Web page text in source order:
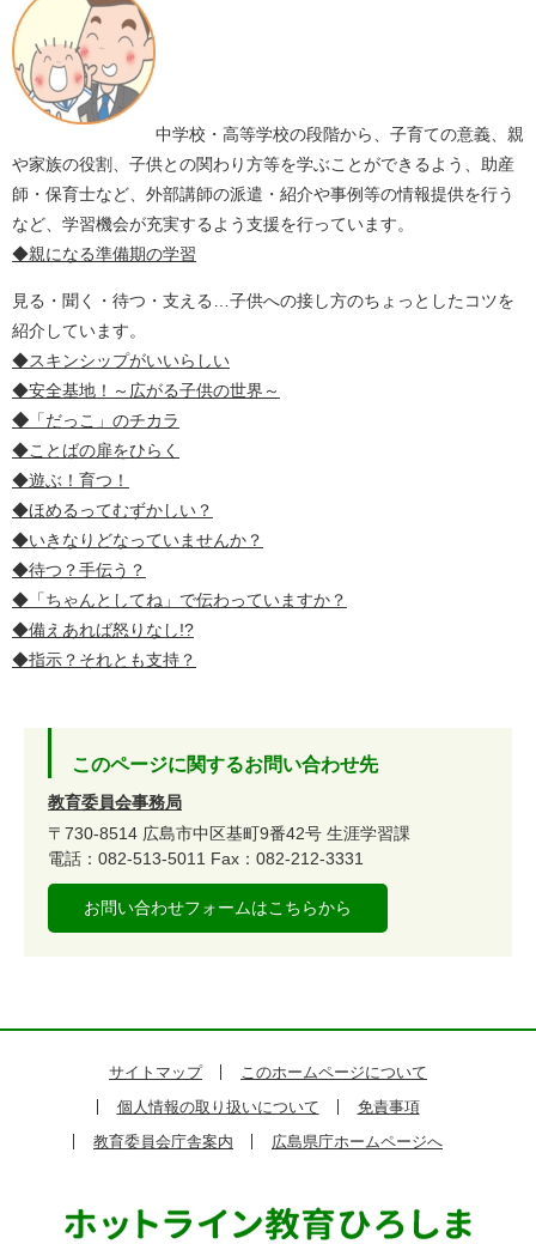
中学校・高等学校の段階から、子育ての意義、親
や家族の役割、子供との関わり方等を学ぶことができるよう、助産
師・保育士など、外部講師の派遣・紹介や事例等の情報提供を行う
など、学習機会が充実するよう支援を行っています。
◆親になる準備期の学習
見る・聞く・待つ・支える…子供への接し方のちょっとしたコツを
紹介しています。
◆スキンシップがいいらしい
◆安全基地！～広がる子供の世界～
◆ 「だっこ」のチカラ
◆ことばの扉をひらく
◆遊ぶ！育つ！
◆ほめるってむずかしい？
◆いきなりどなっていませんか？
◆待つ？手伝う？
◆「ちゃんとしてね」で伝わっていますか？
◆備えあれば怒りなし!?
◆指示？それとも支持？
このページに関するお問い合わせ先
教育委員会事務局
〒730-8514 広島市中区基町9番42号 生涯学習課
電話：082-513-5011 Fax：082-212-3331
お問い合わせフォームはこちらから
サイトマップ
このホームページについて
個人情報の取り扱いについて
免責事項
教育委員会庁舎案内
広島県庁ホームページへ